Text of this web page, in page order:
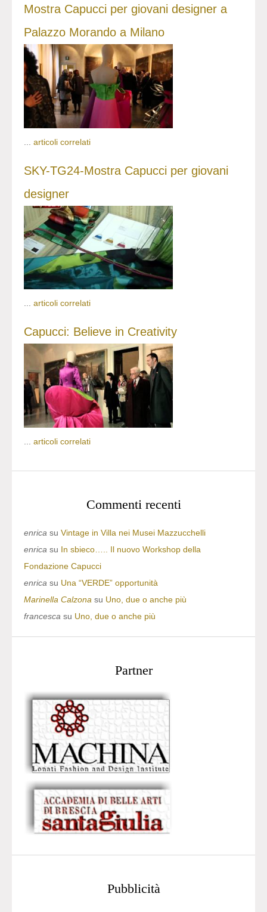
Mostra Capucci per giovani designer a
Palazzo Morando a Milano
articoli correlati
SKY-TG24-Mostra Capucci per giovani
designer
... articoli correlati
Capucci: Believe in Creativity
articoli correlati
Commenti recenti
enrica su Vintage in Villa nei Musei Mazzucchelli
enrica su In sbieco….. Il nuovo Workshop della
Fondazione Capucci
enrica su Una “VERDE” opportunità
Marinella Calzona su Uno, due o anche più
francesca su Uno, due o anche più
Partner
Pubblicità